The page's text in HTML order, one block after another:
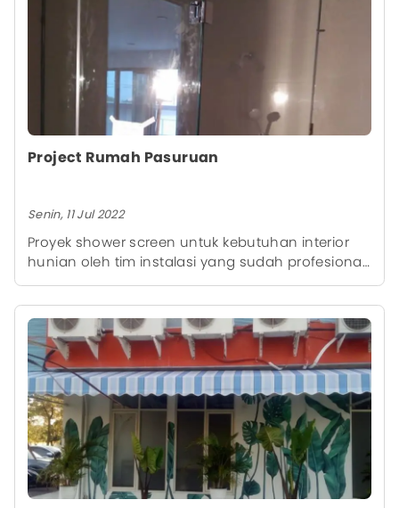
Project Rumah Pasuruan
Senin, 11 Jul 2022
Proyek shower screen untuk kebutuhan interior
hunian oleh tim instalasi yang sudah profesional
dari kami, sehingga memberikan hasil akhir yang
rapi.